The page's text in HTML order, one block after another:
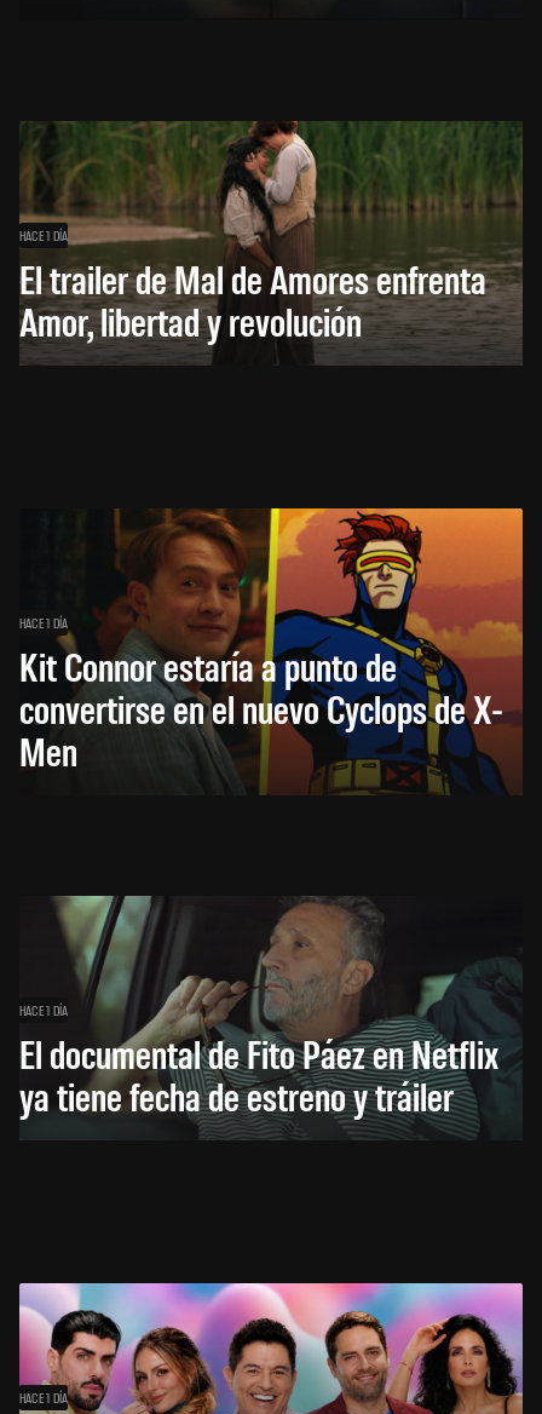
HACE 1 DÍA
El trailer de Mal de Amores enfrenta
Amor, libertad y revolución
HACE 1 DÍA
Kit Connor estaría a punto de
convertirse en el nuevo Cyclops de X-
Men
HACE 1 DÍA
El documental de Fito Páez en Netflix
ya tiene fecha de estreno y tráiler
HACE 1 DÍA